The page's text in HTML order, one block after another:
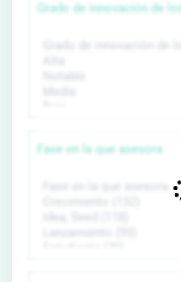
Grado de innovación de
Fase en la que asesora